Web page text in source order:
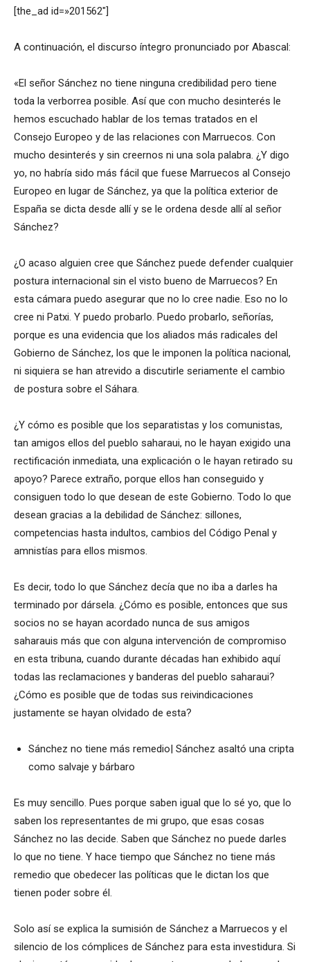
[the_ad id=»201562″]
A continuación, el discurso íntegro pronunciado por Abascal:
«El señor Sánchez no tiene ninguna credibilidad pero tiene
toda la verborrea posible. Así que con mucho desinterés le
hemos escuchado hablar de los temas tratados en el
Consejo Europeo y de las relaciones con Marruecos. Con
mucho desinterés y sin creernos ni una sola palabra. ¿Y digo
yo, no habría sido más fácil que fuese Marruecos al Consejo
Europeo en lugar de Sánchez, ya que la política exterior de
España se dicta desde allí y se le ordena desde allí al señor
Sánchez?
¿O acaso alguien cree que Sánchez puede defender cualquier
postura internacional sin el visto bueno de Marruecos? En
esta cámara puedo asegurar que no lo cree nadie. Eso no lo
cree ni Patxi. Y puedo probarlo. Puedo probarlo, señorías,
porque es una evidencia que los aliados más radicales del
Gobierno de Sánchez, los que le imponen la política nacional,
ni siquiera se han atrevido a discutirle seriamente el cambio
de postura sobre el Sáhara.
¿Y cómo es posible que los separatistas y los comunistas,
tan amigos ellos del pueblo saharaui, no le hayan exigido una
rectificación inmediata, una explicación o le hayan retirado su
apoyo? Parece extraño, porque ellos han conseguido y
consiguen todo lo que desean de este Gobierno. Todo lo que
desean gracias a la debilidad de Sánchez: sillones,
competencias hasta indultos, cambios del Código Penal y
amnistías para ellos mismos.
Es decir, todo lo que Sánchez decía que no iba a darles ha
terminado por dársela. ¿Cómo es posible, entonces que sus
socios no se hayan acordado nunca de sus amigos
saharauis más que con alguna intervención de compromiso
en esta tribuna, cuando durante décadas han exhibido aquí
todas las reclamaciones y banderas del pueblo saharaui?
¿Cómo es posible que de todas sus reivindicaciones
justamente se hayan olvidado de esta?
Sánchez no tiene más remedio| Sánchez asaltó una cripta
como salvaje y bárbaro
Es muy sencillo. Pues porque saben igual que lo sé yo, que lo
saben los representantes de mi grupo, que esas cosas
Sánchez no las decide. Saben que Sánchez no puede darles
lo que no tiene. Y hace tiempo que Sánchez no tiene más
remedio que obedecer las políticas que le dictan los que
tienen poder sobre él.
Solo así se explica la sumisión de Sánchez a Marruecos y el
silencio de los cómplices de Sánchez para esta investidura. Si